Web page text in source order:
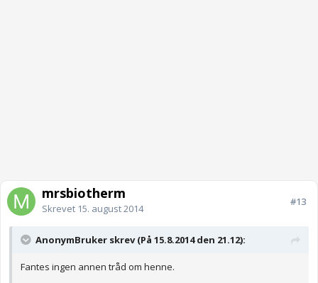
mrsbiotherm
Skrevet 15. august 2014
#13
AnonymBruker skrev (På 15.8.2014 den 21.12):
Fantes ingen annen tråd om henne.